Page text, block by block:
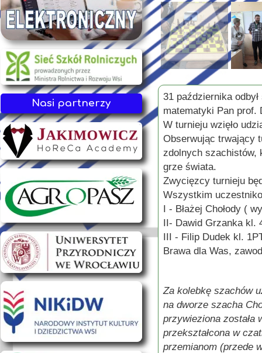
Nasi partnerzy
31 października
matematyki Pan prof.
W turnieju wzięło
Obserwując trwający
zdolnych szachistów,
grze świata.
Zwycięzcy turnieju
Wszystkim
I - Błażej Chołody (
II- Dawid Grzanka kl.
III - Filip Dudek kl.
Brawa dla Was,
Za kolebkę szachów
na dworze szacha
przywieziona została
przekształcona w
przemianom (przede